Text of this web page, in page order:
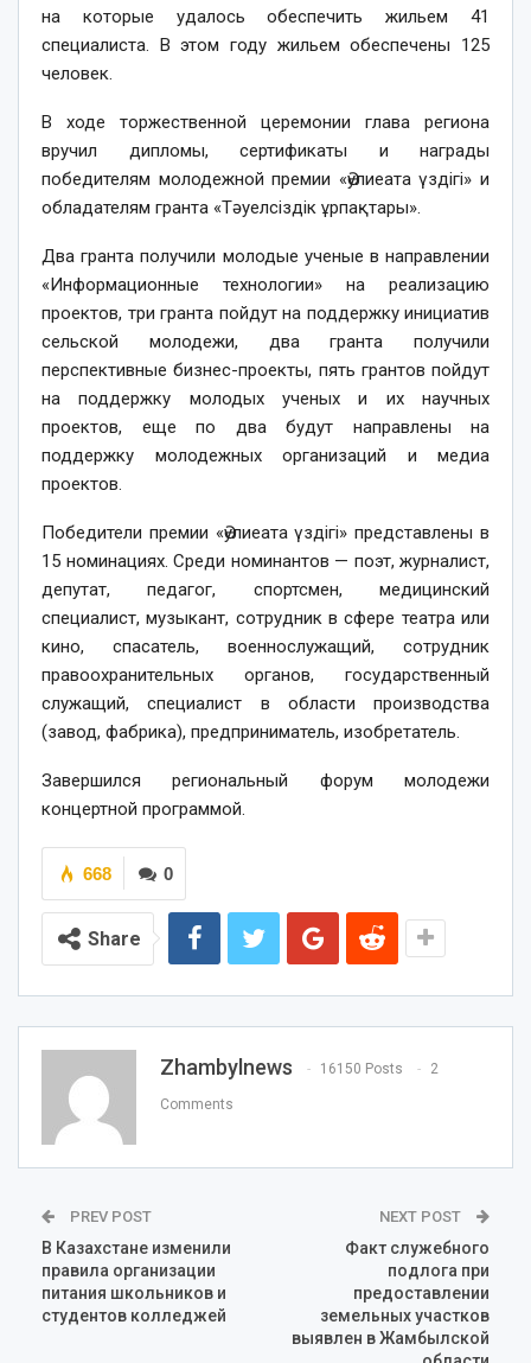
на которые удалось обеспечить жильем 41
специалиста. В этом году жильем обеспечены 125
человек.
В ходе торжественной церемонии глава региона
вручил дипломы, сертификаты и награды
победителям молодежной премии «Әулиеата үздігі» и
обладателям гранта «Тәуелсіздік ұрпақтары».
Два гранта получили молодые ученые в направлении
«Информационные технологии» на реализацию
проектов, три гранта пойдут на поддержку инициатив
сельской молодежи, два гранта получили
перспективные бизнес-проекты, пять грантов пойдут
на поддержку молодых ученых и их научных
проектов, еще по два будут направлены на
поддержку молодежных организаций и медиа
проектов.
Победители премии «Әулиеата үздігі» представлены в
15 номинациях. Среди номинантов — поэт, журналист,
депутат, педагог, спортсмен, медицинский
специалист, музыкант, сотрудник в сфере театра или
кино, спасатель, военнослужащий, сотрудник
правоохранительных органов, государственный
служащий, специалист в области производства
(завод, фабрика), предприниматель, изобретатель.
Завершился региональный форум молодежи
концертной программой.
0
668
Share
Zhambylnews 16150 Posts 2
Comments
PREV POST
В Казахстане изменили
правила организации
питания школьников и
студентов колледжей
NEXT POST
Факт служебного
подлога при
предоставлении
земельных участков
выявлен в Жамбылской